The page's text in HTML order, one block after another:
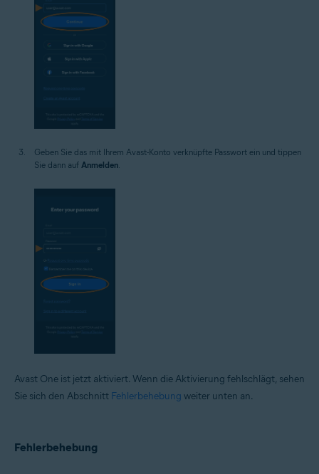
Geben Sie das mit Ihrem Avast-Konto verknüpfte Passwort ein und tippen
Sie dann auf Anmelden.
Avast One ist jetzt aktiviert. Wenn die Aktivierung fehlschlägt, sehen
Sie sich den Abschnitt Fehlerbehebung weiter unten an.
Fehlerbehebung